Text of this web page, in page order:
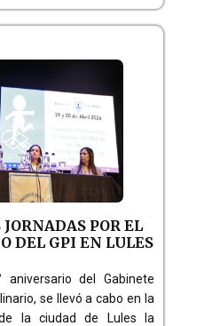
POR EL
DEL GPI EN LULES
del Gabinete
se llevó a cabo en la
la ciudad de Lules la